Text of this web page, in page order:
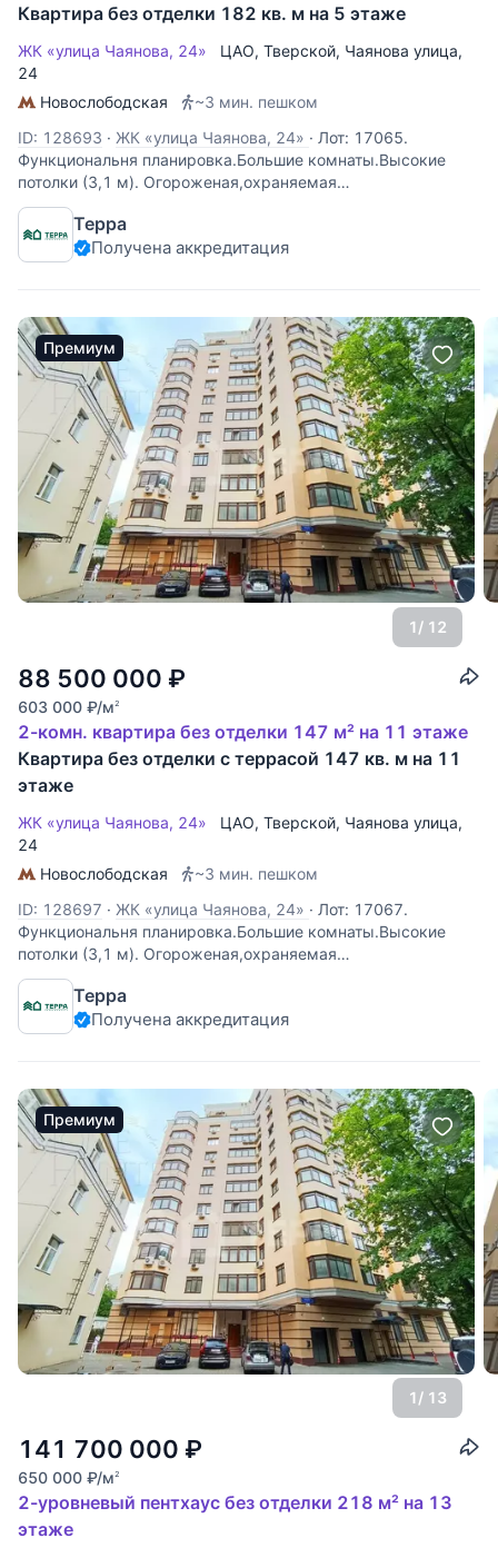
Квартира без отделки 182 кв. м на 5 этаже
ЖК «улица Чаянова, 24» ЦАО, Тверской, Чаянова улица,
24
Новослободская
~3 мин. пешком
ID: 128693 · ЖК «улица Чаянова, 24» · Лот: 17065.
Функциональня планировка.Большие комнаты.Высокие
потолки (3,1 м). Огороженая,охраняемая
территория,подземная и наземная парковки.Удобная
транспортная доступность,насыщеная
инфраструктура.Рядом Миусский парк.Идеальное
Терра
Получена аккредитация
Премиум
1/ 12
88 500 000 ₽
603 000 ₽/м2
2-комн. квартира без отделки 147 м² на 11 этаже
Квартира без отделки с террасой 147 кв. м на 11
этаже
ЖК «улица Чаянова, 24» ЦАО, Тверской, Чаянова улица,
24
Новослободская
~3 мин. пешком
ID: 128697 · ЖК «улица Чаянова, 24» · Лот: 17067.
Функциональня планировка.Большие комнаты.Высокие
потолки (3,1 м). Огороженая,охраняемая
территория,подземная и наземная парковки.Удобная
транспортная доступность,насыщеная
инфраструктура.Рядом Миусский парк.Идеальное
Терра
Получена аккредитация
Премиум
1/ 13
141 700 000 ₽
650 000 ₽/м2
2-уровневый пентхаус без отделки 218 м² на 13
этаже